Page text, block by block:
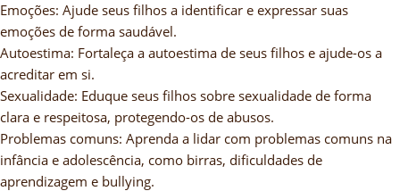
Emoções: Ajude seus filhos a identificar e expressar suas
emoções de forma saudável.
Autoestima: Fortaleça a autoestima de seus filhos e ajude-os a
acreditar em si.
Sexualidade: Eduque seus filhos sobre sexualidade de forma
clara e respeitosa, protegendo-os de abusos.
Problemas comuns: Aprenda a lidar com problemas comuns na
infância e adolescência, como birras, dificuldades de
aprendizagem e bullying.